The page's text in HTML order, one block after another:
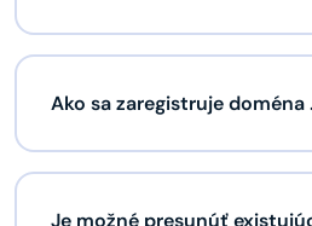
Ako sa zaregistruje doména
Je možné presunúť